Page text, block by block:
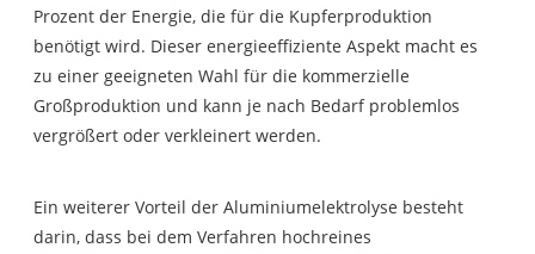
Prozent der Energie, die für die Kupferproduktion
benötigt wird. Dieser energieeffiziente Aspekt macht es
zu einer geeigneten Wahl für die kommerzielle
Großproduktion und kann je nach Bedarf problemlos
vergrößert oder verkleinert werden.
Ein weiterer Vorteil der Aluminiumelektrolyse besteht
darin, dass bei dem Verfahren hochreines